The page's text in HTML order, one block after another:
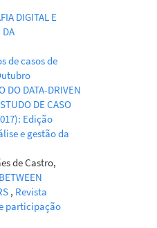
DIGITAL E
DA
de casos de
DO DATA-DRIVEN
DE CASO
Edição
e gestão da
de Castro,
, Revista
participação